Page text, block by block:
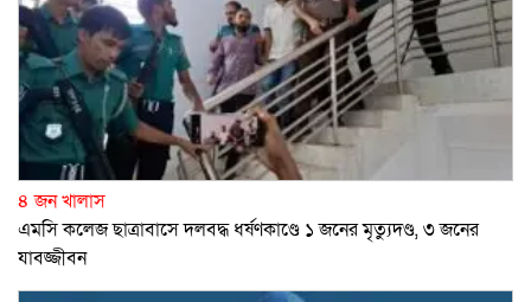
৪ জন খালাস
এমসি কলেজ ছাত্রাবাসে দলবদ্ধ ধর্ষণকাণ্ডে ১ জনের মৃত্যুদণ্ড, ৩ জনের
যাবজ্জীবন